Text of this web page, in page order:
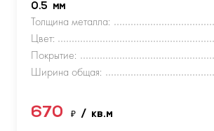
0.5 мм
Толщина металла:
Цвет:
Покрытие:
Ширина общая:
670 ₽ / кв.м